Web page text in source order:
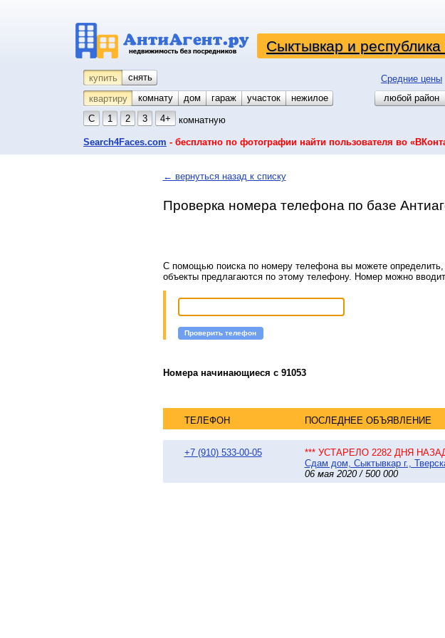
Сыктывкар и
купить снять
Средние цены
квартиру
комнату койко-место
дом гараж участок
нежилое
С
1 2 3 4+ комнатную
любой район
Search4Faces.com - бесплатно по фотографии найти пользователя во
← вернуться назад к списку
Проверка номера телефона по базе
С помощью поиска по номеру телефона вы можете определить,
объекты предлагаются по этому телефону. Номер можно
Проверить телефон
Номера начинающиеся с 91053
ТЕЛЕФОН ПОСЛЕДНЕЕ ОБЪЯВЛЕНИЕ
+7 (910) 533-00-05
*** УСТАРЕЛО 2282 ДНЯ
Сдам дом, Сыктывкар г.,
06 мая 2020 / 500 000